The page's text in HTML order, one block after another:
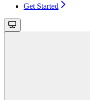
Get Started